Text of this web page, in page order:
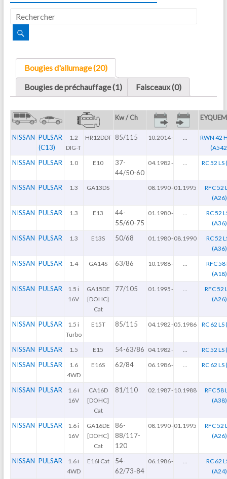
Bougies d'allumage (20)
Bougies de préchauffage (1)
Faisceaux (0)
Kw / Ch EYQUEM
NISSAN PULSAR
(C13)
1.2
DIG-T
HR12DDT 85/115 10.2014-
RWN 42
NISSAN PULSAR 1.0 E10
37-
44/50-60
04.1982- RC 52 LS
NISSAN PULSAR 1.3 GA13DS 08.1990-01.1995
RFC 52
(A26)
NISSAN PULSAR 1.3 E13
44-
55/60-75
01.1980-
RC 52
(A36)
NISSAN PULSAR 1.3 E13S 50/68 01.1980-08.1990
RC 52
(A36)
NISSAN PULSAR 1.4 GA14S 63/86 10.1988-
RFC 58
(A18)
NISSAN PULSAR
1.5 i
16V
GA15DE
[DOHC]
Cat
77/105 01.1995-
RFC 52
(A26)
NISSAN PULSAR
1.5 i
Turbo
E15T 85/115 04.1982-05.1986 RC 62 LS
NISSAN PULSAR 1.5 E15 54-63/86 04.1982- RC 52 LS
NISSAN PULSAR
1.6
4WD
E16S 62/84 06.1986- RC 62 LS
NISSAN PULSAR
1.6 i
16V
CA16D
[DOHC]
Cat
81/110 02.1987-10.1988
RFC 58
(A38)
NISSAN PULSAR
1.6 i
16V
GA16DE
[DOHC]
Cat
86-
88/117-
120
08.1990-01.1995
RFC 52
(A26)
NISSAN PULSAR
1.6 i
4WD
E16I Cat
54-
62/73-84
06.1986-
RC 62
(A24)